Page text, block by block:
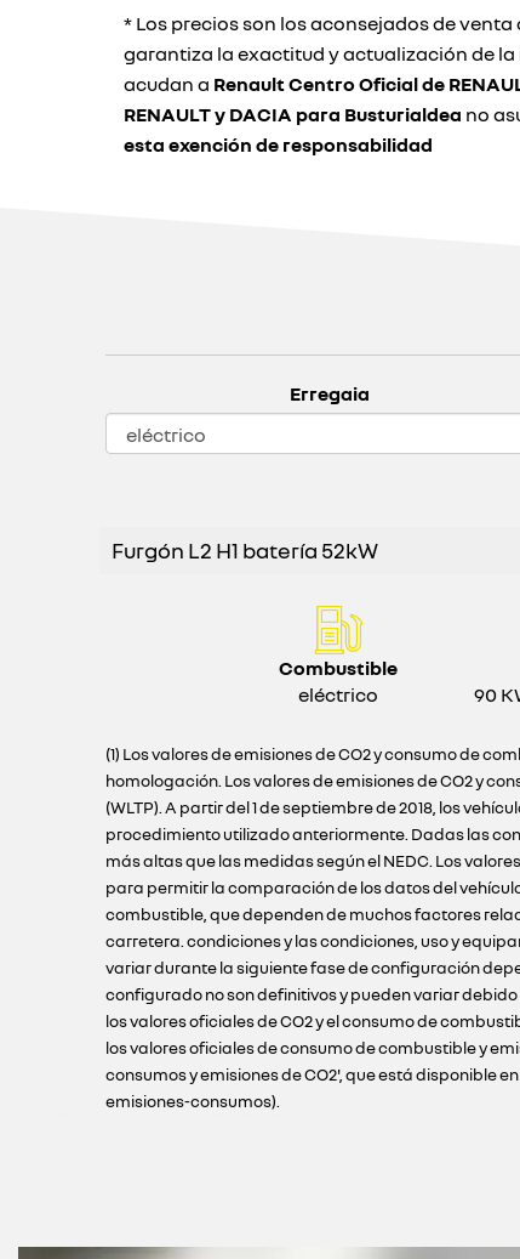
* Los precios son los aconsejados de
garantiza la exactitud y actualización de
acudan a Renault Centro Oficial de
RENAULT y DACIA para Busturialdea no
esta exención de responsabilidad
Erregaia
Furgón L2 H1 batería 52kW
Combustible
eléctrico
90
(1) Los valores de emisiones de CO2 y consumo de
homologación. Los valores de emisiones de CO2 y
(WLTP). A partir del 1 de septiembre de 2018, los
procedimiento utilizado anteriormente. Dadas las
más altas que las medidas según el NEDC. Los
para permitir la comparación de los datos del
combustible, que dependen de muchos factores
carretera. condiciones y las condiciones, uso y
variar durante la siguiente fase de configuración
configurado no son definitivos y pueden variar
los valores oficiales de CO2 y el consumo de
los valores oficiales de consumo de combustible y
consumos y emisiones de CO2', que está disponible
emisiones-consumos).